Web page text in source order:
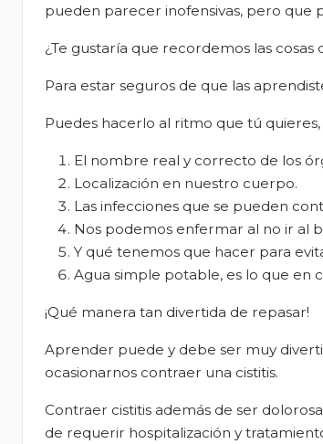
pueden parecer inofensivas, pero que
¿Te gustaría que recordemos las
Para estar seguros de que las
Puedes hacerlo al ritmo que tú
El nombre real y correcto de los
Localización en nuestro cuerpo.
Las infecciones que se pueden
Nos podemos enfermar al no ir al
Y qué tenemos que hacer para
Agua simple potable, es lo que en
¡Qué manera tan divertida de repasar!
Aprender puede y debe ser muy
ocasionarnos contraer una cistitis.
Contraer cistitis además de ser
de requerir hospitalización y